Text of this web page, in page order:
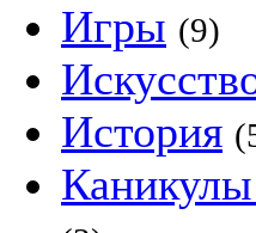
Игры (9)
История